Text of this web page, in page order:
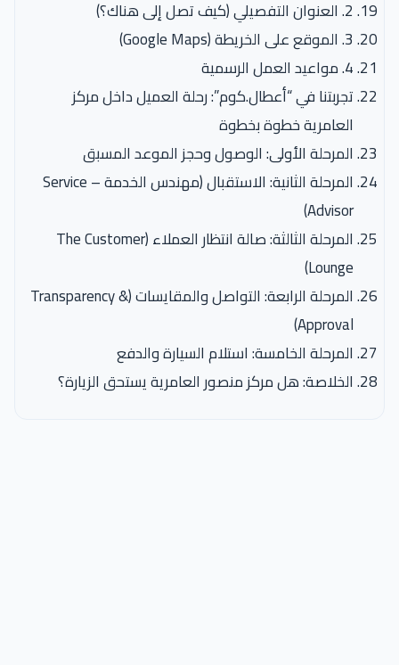
2. العنوان التفصيلي (كيف تصل إلى هناك؟)
3. الموقع على الخريطة (Google Maps)
4. مواعيد العمل الرسمية
تجربتنا في “أعطال.كوم”: رحلة العميل داخل مركز
العامرية خطوة بخطوة
المرحلة الأولى: الوصول وحجز الموعد المسبق
المرحلة الثانية: الاستقبال (مهندس الخدمة – Service
Advisor)
المرحلة الثالثة: صالة انتظار العملاء (The Customer
Lounge)
المرحلة الرابعة: التواصل والمقايسات (Transparency &
Approval)
المرحلة الخامسة: استلام السيارة والدفع
الخلاصة: هل مركز منصور العامرية يستحق الزيارة؟